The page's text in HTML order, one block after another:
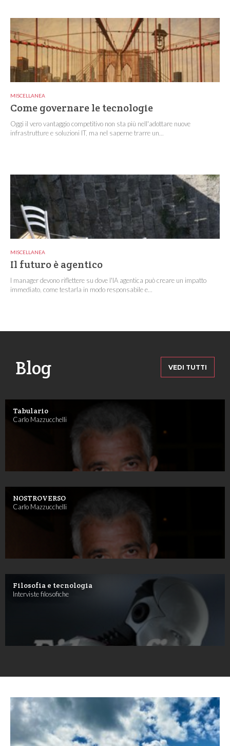
MISCELLANEA
Come governare le tecnologie
Oggi il vero vantaggio competitivo non sta più nell'adottare nuove
infrastrutture e soluzioni IT, ma nel saperne trarre un...
MISCELLANEA
Il futuro è agentico
I manager devono riflettere su dove l'IA agentica può creare un impatto
immediato, come testarla in modo responsabile e...
Blog VEDI TUTTI
Tabulario
Carlo Mazzucchelli
NOSTROVERSO
Carlo Mazzucchelli
Filosofia e tecnologia
Interviste filosofiche